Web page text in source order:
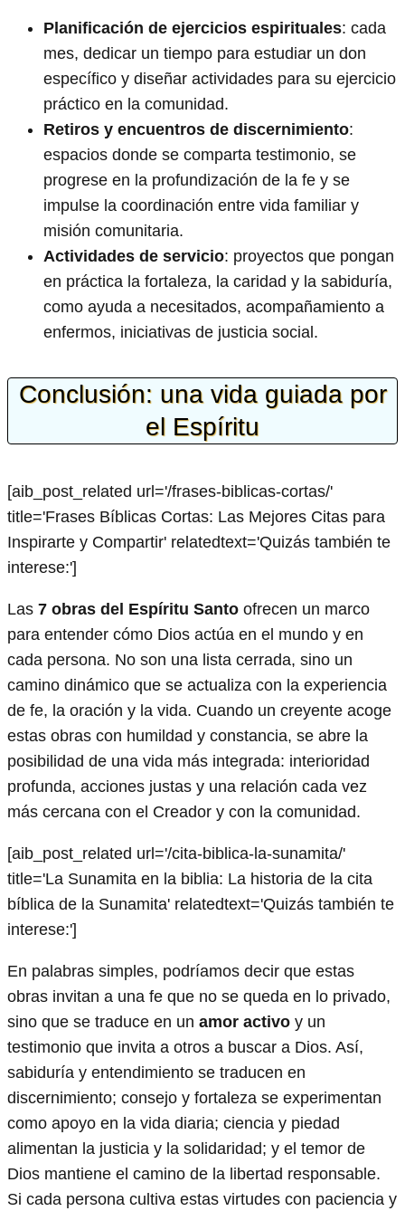
Planificación de ejercicios espirituales: cada
mes, dedicar un tiempo para estudiar un don
específico y diseñar actividades para su ejercicio
práctico en la comunidad.
Retiros y encuentros de discernimiento:
espacios donde se comparta testimonio, se
progrese en la profundización de la fe y se
impulse la coordinación entre vida familiar y
misión comunitaria.
Actividades de servicio: proyectos que pongan
en práctica la fortaleza, la caridad y la sabiduría,
como ayuda a necesitados, acompañamiento a
enfermos, iniciativas de justicia social.
Conclusión: una vida guiada por
el Espíritu
[aib_post_related url='/frases-biblicas-cortas/'
title='Frases Bíblicas Cortas: Las Mejores Citas para
Inspirarte y Compartir' relatedtext='Quizás también te
interese:']
Las 7 obras del Espíritu Santo ofrecen un marco
para entender cómo Dios actúa en el mundo y en
cada persona. No son una lista cerrada, sino un
camino dinámico que se actualiza con la experiencia
de fe, la oración y la vida. Cuando un creyente acoge
estas obras con humildad y constancia, se abre la
posibilidad de una vida más integrada: interioridad
profunda, acciones justas y una relación cada vez
más cercana con el Creador y con la comunidad.
[aib_post_related url='/cita-biblica-la-sunamita/'
title='La Sunamita en la biblia: La historia de la cita
bíblica de la Sunamita' relatedtext='Quizás también te
interese:']
En palabras simples, podríamos decir que estas
obras invitan a una fe que no se queda en lo privado,
sino que se traduce en un amor activo y un
testimonio que invita a otros a buscar a Dios. Así,
sabiduría y entendimiento se traducen en
discernimiento; consejo y fortaleza se experimentan
como apoyo en la vida diaria; ciencia y piedad
alimentan la justicia y la solidaridad; y el temor de
Dios mantiene el camino de la libertad responsable.
Si cada persona cultiva estas virtudes con paciencia y